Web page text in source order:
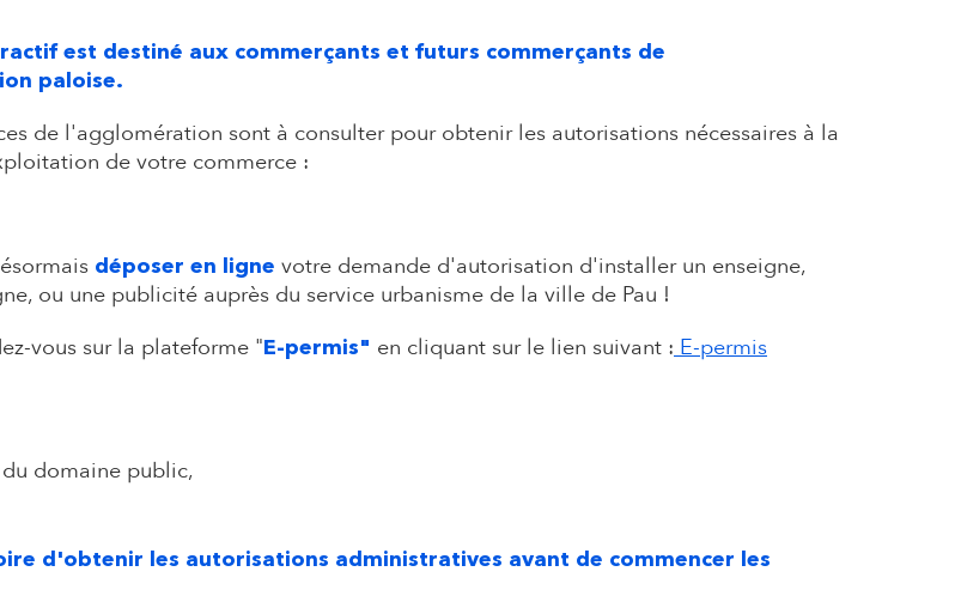
i
e
est destiné aux commerçants et futurs commerçants de
paloise.
de l'agglomération sont à consulter pour obtenir les autorisations nécessaires à la
de votre commerce :
déposer en ligne votre demande d'autorisation d'installer un enseigne,
ou une publicité auprès du service urbanisme de la ville de Pau !
vous sur la plateforme " E-permis" en cliquant sur le lien suivant :E-permis
domaine public,
d'obtenir les autorisations administratives avant de commencer les